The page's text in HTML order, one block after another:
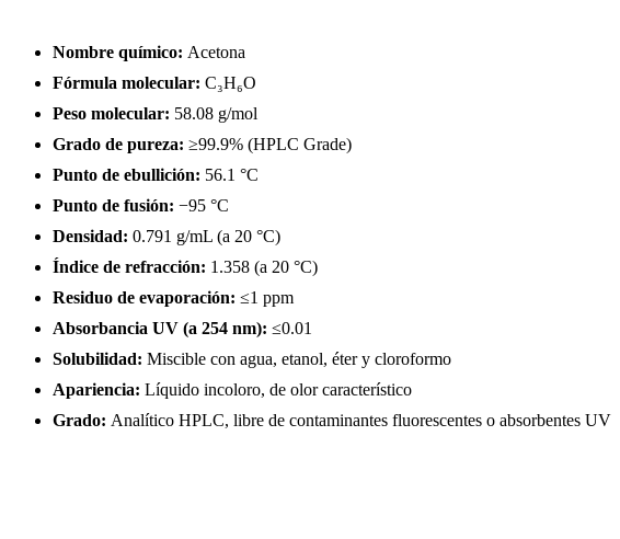
Nombre químico: Acetona
Fórmula molecular: C₃H₆O
Peso molecular: 58.08 g/mol
Grado de pureza: ≥99.9% (HPLC Grade)
Punto de ebullición: 56.1 °C
Punto de fusión: −95 °C
Densidad: 0.791 g/mL (a 20 °C)
Índice de refracción: 1.358 (a 20 °C)
Residuo de evaporación: ≤1 ppm
Absorbancia UV (a 254 nm): ≤0.01
Solubilidad: Miscible con agua, etanol, éter y cloroformo
Apariencia: Líquido incoloro, de olor característico
Grado: Analítico HPLC, libre de contaminantes fluorescentes o absorbentes UV